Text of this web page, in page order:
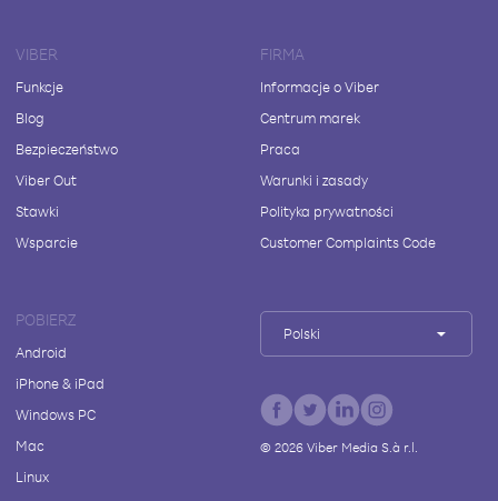
VIBER
Funkcje
Blog
Bezpieczeństwo
Viber Out
Stawki
Wsparcie
FIRMA
Informacje o Viber
Centrum marek
Praca
Warunki i zasady
Polityka prywatności
Customer Complaints Code
POBIERZ
Android
iPhone & iPad
Windows PC
Mac
Linux
Polski
© 2026Viber Media S.à r.l.